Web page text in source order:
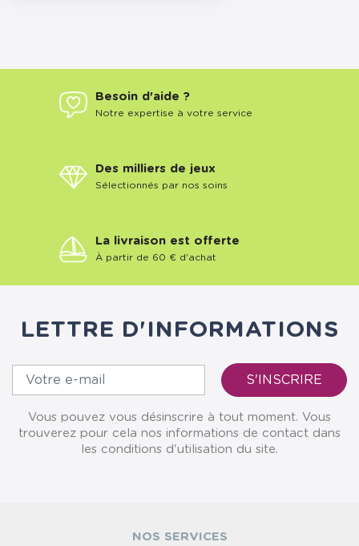
Besoin d'aide ?
Notre expertise à votre service
Des milliers de jeux
Sélectionnés par nos soins
La livraison est offerte
À partir de 60 € d'achat
LETTRE D'INFORMATIONS
Vous pouvez vous désinscrire à tout moment. Vous
trouverez pour cela nos informations de contact dans
les conditions d'utilisation du site.
NOS SERVICES